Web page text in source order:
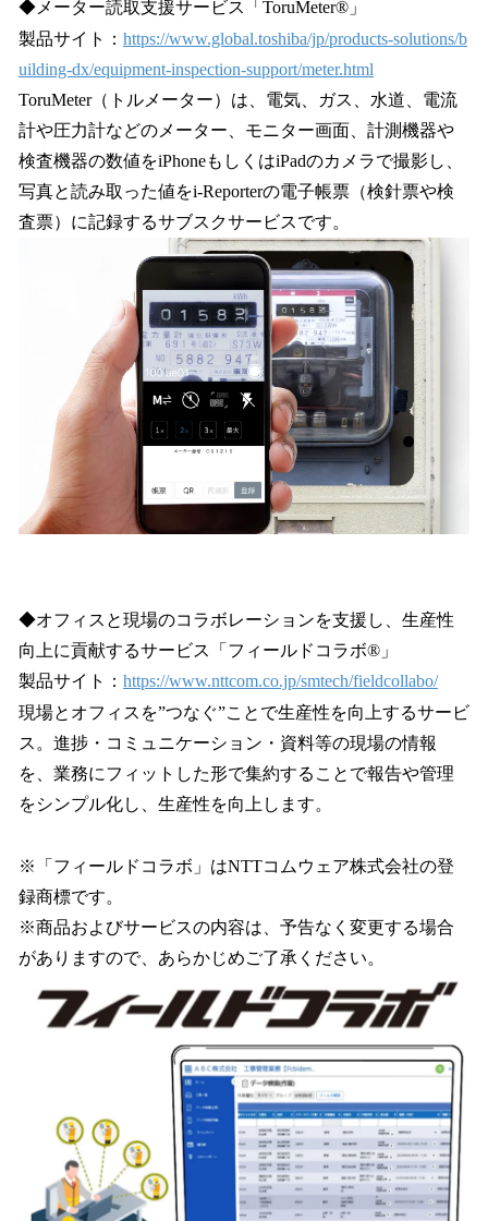
◆メーター読取支援サービス「ToruMeter®」
製品サイト： https://www.global.toshiba/jp/products-solutions/b
uilding-dx/equipment-inspection-support/meter.html
ToruMeter（トルメーター）は、電気、ガス、水道、電流
計や圧力計などのメーター、モニター画面、計測機器や
検査機器の数値をiPhoneもしくはiPadのカメラで撮影し、
写真と読み取った値をi-Reporterの電子帳票（検針票や検
査票）に記録するサブスクサービスです。
◆オフィスと現場のコラボレーションを支援し、生産性
向上に貢献するサービス「フィールドコラボ®」
製品サイト： https://www.nttcom.co.jp/smtech/fieldcollabo/
現場とオフィスを”つなぐ”ことで生産性を向上するサービ
ス。進捗・コミュニケーション・資料等の現場の情報
を、業務にフィットした形で集約することで報告や管理
をシンプル化し、生産性を向上します。
※「フィールドコラボ」はNTTコムウェア株式会社の登
録商標です。
※商品およびサービスの内容は、予告なく変更する場合
がありますので、あらかじめご了承ください。